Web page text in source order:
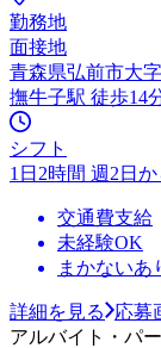
勤務地
面接地
青森県弘前市大
撫牛子駅 徒歩14
シフト
1日2時間 週2日
交通費支給
未経験OK
まかないあ
詳細を見る
応募
アルバイト・パ